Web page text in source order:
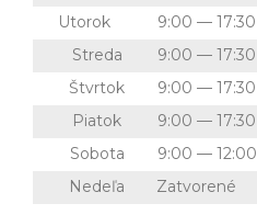
Utorok
9:00 — 17:30
Streda
9:00 — 17:30
Štvrtok
9:00 — 17:30
Piatok
9:00 — 17:30
Sobota
9:00 — 12:00
Nedeľa
Zatvorené